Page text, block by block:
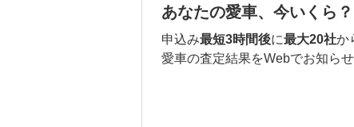
あなたの愛車、今いくら？
申込み最短3時間後に最大20社か
愛車の査定結果をWebでお知らせ